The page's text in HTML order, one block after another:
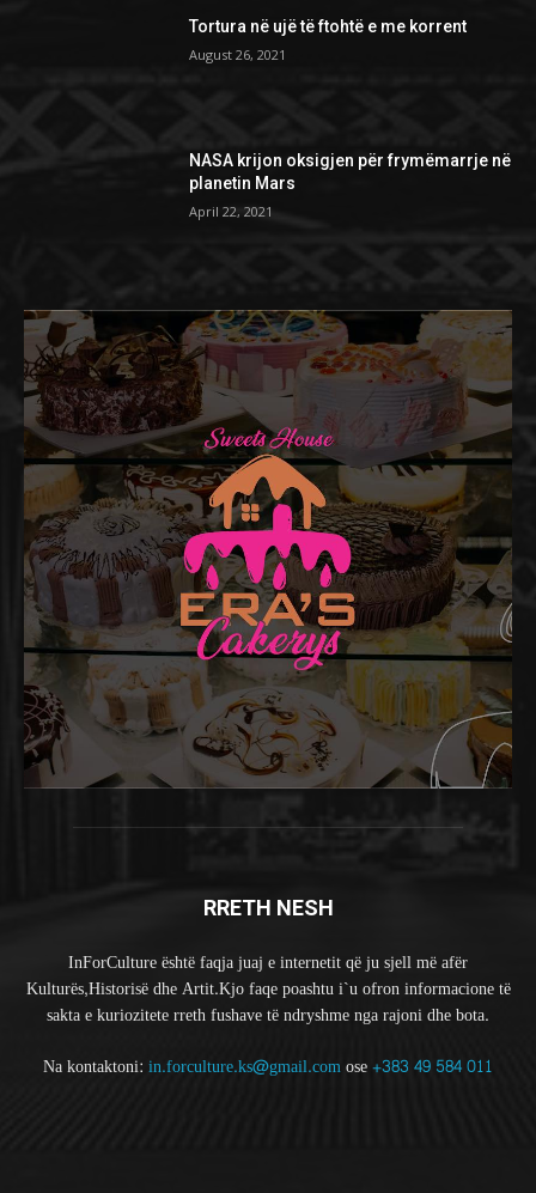
Tortura në ujë të ftohtë e me korrent
August 26, 2021
NASA krijon oksigjen për frymëmarrje në
planetin Mars
April 22, 2021
RRETH NESH
InForCulture është faqja juaj e internetit që ju sjell më afër
Kulturës,Historisë dhe Artit.Kjo faqe poashtu i`u ofron informacione të
sakta e kuriozitete rreth fushave të ndryshme nga rajoni dhe bota.
Na kontaktoni: in.forculture.ks@gmail.comose+383 49 584 011